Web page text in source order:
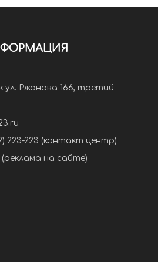
ул. Ржанова 166, третий
223-223 (контакт центр)
(реклама на сайте)